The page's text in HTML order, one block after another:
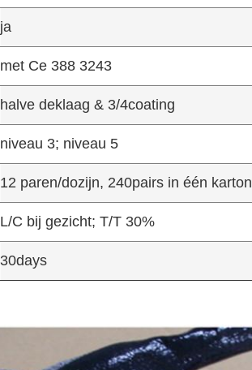
ja
met Ce 388 3243
halve deklaag & 3/4coating
niveau 3; niveau 5
12 paren/dozijn, 240pairs in één karton
L/C bij gezicht; T/T 30%
30days